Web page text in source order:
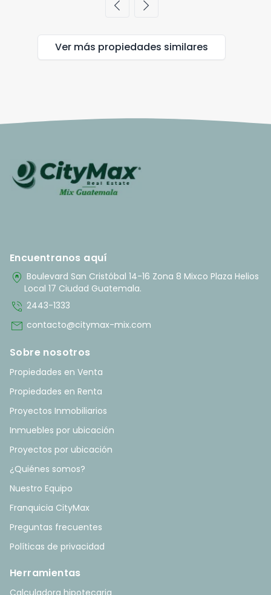
Ver más propiedades similares
Encuentranos aquí
home_pin Boulevard San Cristóbal 14-16 Zona 8 Mixco Plaza Helios
Local 17 Ciudad Guatemala.
phone_in_talk 2443-1333
mail contacto@citymax-mix.com
Sobre nosotros
Propiedades en Venta
Propiedades en Renta
Proyectos Inmobiliarios
Inmuebles por ubicación
Proyectos por ubicación
¿Quiénes somos?
Nuestro Equipo
Franquicia CityMax
Preguntas frecuentes
Políticas de privacidad
Herramientas